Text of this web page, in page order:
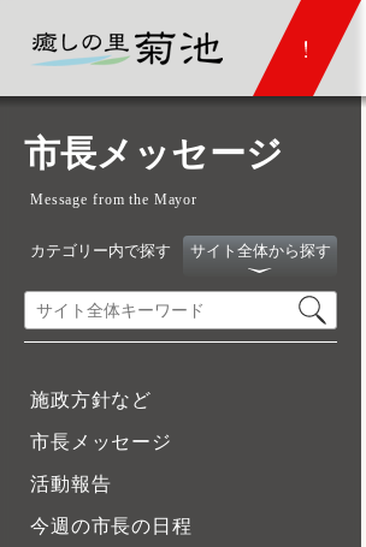
市長メッセージ
Message from the Mayor
カテゴリー内で探す サイト全体から探す
施政方針など
市長メッセージ
活動報告
今週の市長の日程